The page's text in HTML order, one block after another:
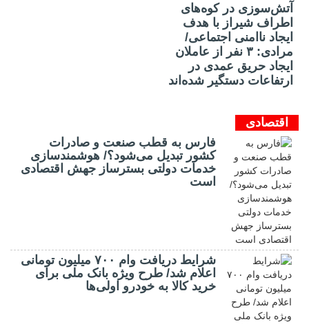
آتش‌سوزی در کوه‌های
اطراف شیراز با هدف
ایجاد ناامنی اجتماعی/
مرادی: ۳ نفر از عاملان
ایجاد حریق عمدی در
ارتفاعات دستگیر شده‌اند
اقتصادی
فارس به قطب صنعت و صادرات
کشور تبدیل می‌شود؟/ هوشمندسازی
خدمات دولتی بسترساز جهش اقتصادی
است
شرایط دریافت وام ۷۰۰ میلیون تومانی
اعلام شد/ طرح ویژه بانک ملی برای
خرید کالا به خودرو اولی‌ها